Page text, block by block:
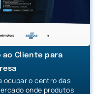
Cliente para
ocupar o centro das
onde produtos